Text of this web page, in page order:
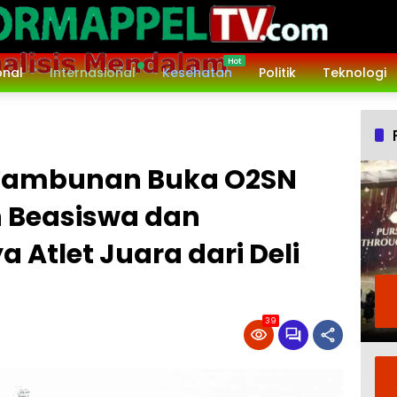
Internasional Kesehatan Politik Teknologi
Buka O2SN
Beasiswa dan
Atlet Juara dari Deli
39